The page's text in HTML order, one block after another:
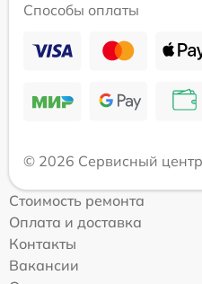
Способы оплаты
© 2026 Сервисный
Стоимость ремонта
Оплата и доставка
Контакты
Вакансии